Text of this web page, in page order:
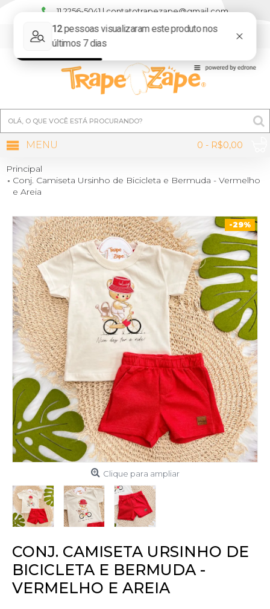
11 2256-5041 | contatotrapezape@gmail.com
0 - R$0,00
MENU
Principal
Conj. Camiseta Ursinho de Bicicleta e Bermuda - Vermelho
e Areia
-29%
Clique para ampliar
CONJ. CAMISETA URSINHO DE
BICICLETA E BERMUDA -
VERMELHO E AREIA